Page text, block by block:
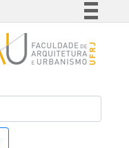
Simplifique!
Comunica BR
à informação